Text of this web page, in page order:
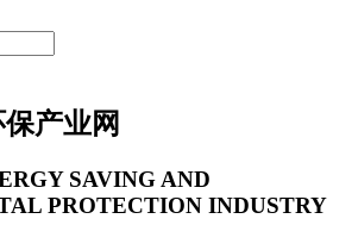
产业网
SAVING AND
PROTECTION INDUSTRY